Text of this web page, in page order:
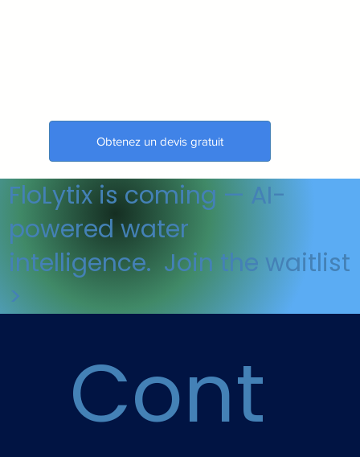
Obtenez un devis gratuit
🇺🇸 Made in the USA
Cont
FloLytix is coming — AI-
powered water
intelligence. Join the waitlist
>